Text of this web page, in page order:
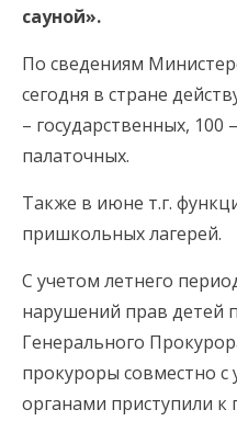
сауной».
По сведениям
сегодня в стране
– государственных, 100
палаточных.
Также в июне т.г.
пришкольных лагерей.
С учетом летнего
нарушений прав детей
Генерального
прокуроры совместно
органами приступили к